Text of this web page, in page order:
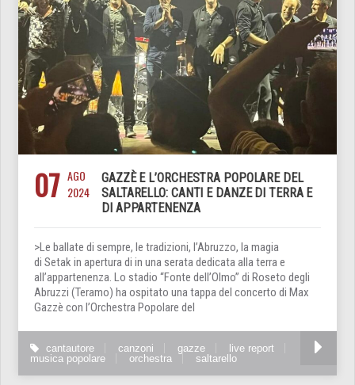
07 AGO
2024
GAZZÈ E L’ORCHESTRA POPOLARE DEL
SALTARELLO: CANTI E DANZE DI TERRA E
DI APPARTENENZA
>Le ballate di sempre, le tradizioni, l’Abruzzo, la magia
di Setak in apertura di in una serata dedicata alla terra e
all’appartenenza. Lo stadio “Fonte dell’Olmo” di Roseto degli
Abruzzi (Teramo) ha ospitato una tappa del concerto di Max
Gazzè con l’Orchestra Popolare del
cantautore canzoni gazze
live report
musica popolare
orchestra saltarello